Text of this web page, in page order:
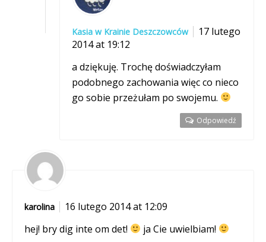
Kasia w Krainie Deszczowców
17 lutego
2014 at 19:12
a dziękuję. Trochę doświadczyłam
podobnego zachowania więc co nieco
go sobie przeżułam po swojemu.
Odpowiedź
karolina
16 lutego 2014 at 12:09
hej! bry dig inte om det!
ja Cie uwielbiam!